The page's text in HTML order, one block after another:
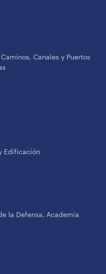
Canales y Puertos
Edificación
la Defensa. Academia